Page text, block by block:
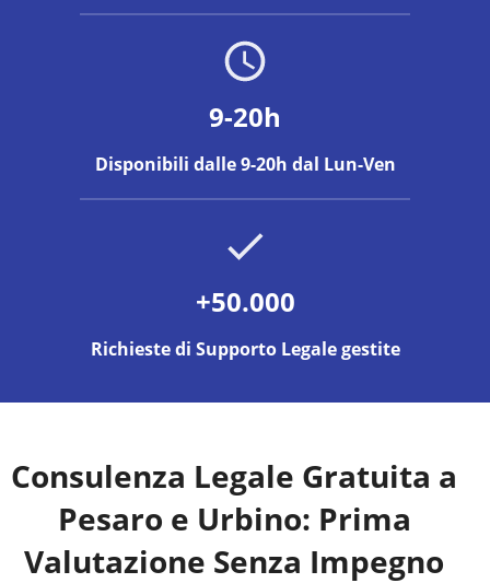
9-20h
Disponibili dalle 9-20h dal Lun-Ven
+50.000
Richieste di Supporto Legale gestite
Consulenza Legale Gratuita a
Pesaro e Urbino: Prima
Valutazione Senza Impegno